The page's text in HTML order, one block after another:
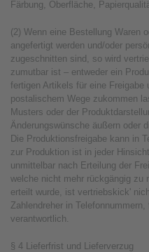
Färbung, Oberfläche,
(2) Wenn eine Bestellung Waren
angefertigt werden und/oder
zugeschnitten sind, so wird
zumutbar ist – entweder ein
fertigen Artikels für eine Freigabe
postalischem Wege zukommen
Musters oder der
Änderungswünsche äußern oder
Die Produktionsfreigabe kann in
zur Produktion ist in jeder
unmittelbar nach Erteilung der
welche nicht mehr rückgängig zu
erteilt wurde, ist vertriebskick'
Zahlendreher in
verantwortlich.
§ 4 Lieferfrist und Lieferverzug